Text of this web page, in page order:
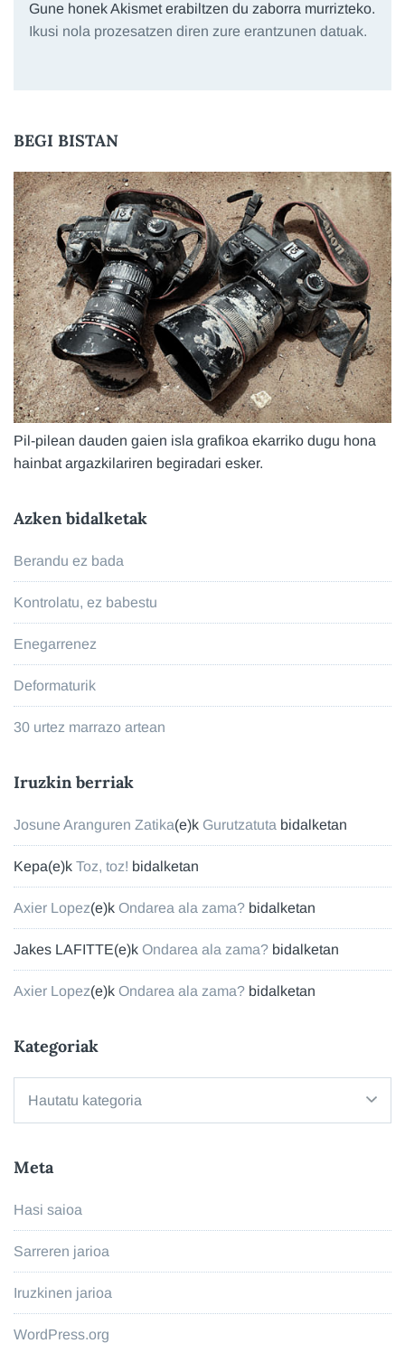
Gune honek Akismet erabiltzen du zaborra murrizteko.
Ikusi nola prozesatzen diren zure erantzunen datuak.
BEGI BISTAN
Pil-pilean dauden gaien isla grafikoa ekarriko dugu hona
hainbat argazkilariren begiradari esker.
Azken bidalketak
Berandu ez bada
Kontrolatu, ez babestu
Enegarrenez
Deformaturik
30 urtez marrazo artean
Iruzkin berriak
Josune Aranguren Zatika(e)k Gurutzatuta bidalketan
Kepa(e)k Toz, toz! bidalketan
Axier Lopez(e)k Ondarea ala zama? bidalketan
Jakes LAFITTE(e)k Ondarea ala zama? bidalketan
Axier Lopez(e)k Ondarea ala zama? bidalketan
Kategoriak
Meta
Hasi saioa
Sarreren jarioa
Iruzkinen jarioa
WordPress.org